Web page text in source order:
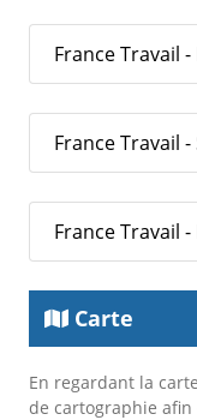
France Travail
France Travail
France Travail
Carte
En regardant la
de cartographie